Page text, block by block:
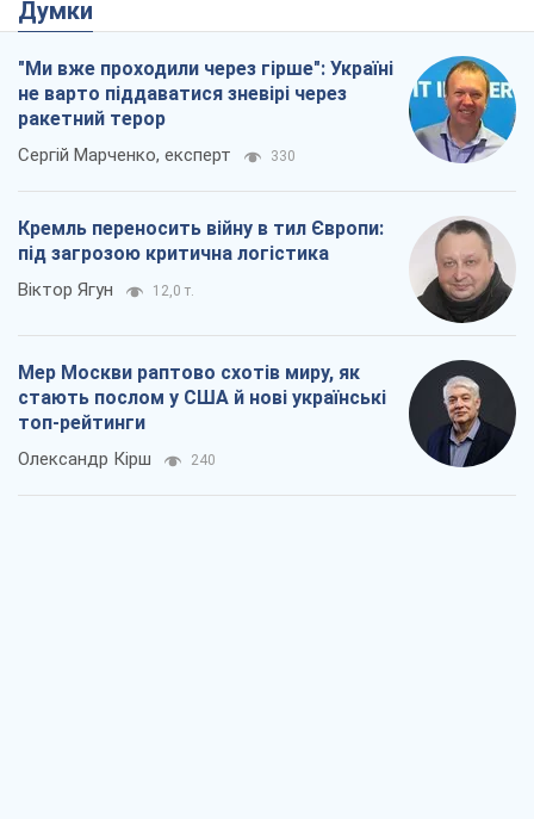
Думки
"Ми вже проходили через гірше": Україні
не варто піддаватися зневірі через
ракетний терор
Сергій Марченко, експерт 330
Кремль переносить війну в тил Європи:
під загрозою критична логістика
Віктор Ягун 12,0 т.
Мер Москви раптово схотів миру, як
стають послом у США й нові українські
топ-рейтинги
Олександр Кірш 240